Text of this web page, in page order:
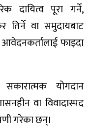
दायित्व पूरा गर्ने,
वा समुदायबाट
आवेदनकर्तालाई फाइदा
योगदान
वा विवादास्पद
गरेका छन्।